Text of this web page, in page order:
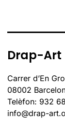
Drap-Art
Carrer d’En
08002
Telèfon: 932
info@drap-